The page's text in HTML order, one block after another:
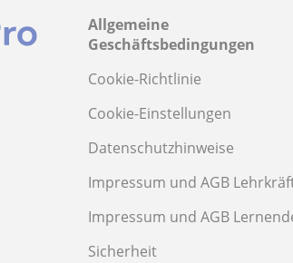
Allgemeine
Geschäftsbedingungen
Cookie-Richtlinie
Cookie-Einstellungen
Datenschutzhinweise
Impressum und AGB
Impressum und AGB
Sicherheit